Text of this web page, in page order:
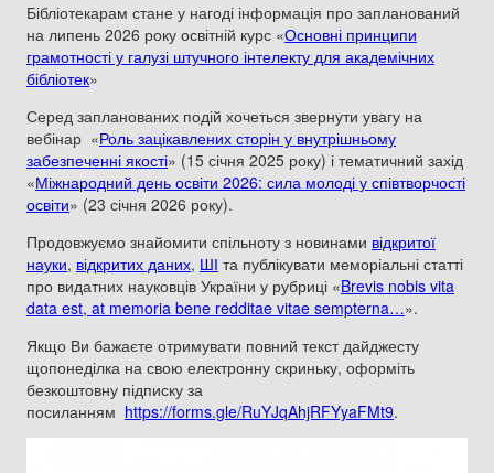
Бібліотекарам стане у нагоді інформація про запланований
на липень 2026 року освітній курс «Основні принципи
грамотності у галузі штучного інтелекту для академічних
бібліотек»
Серед запланованих подій хочеться звернути увагу на
вебінар «Роль зацікавлених сторін у внутрішньому
забезпеченні якості» (15 січня 2025 року) і тематичний захід
«Міжнародний день освіти 2026: сила молоді у співтворчості
освіти» (23 січня 2026 року).
Продовжуємо знайомити спільноту з новинами відкритої
науки, відкритих даних, ШІ та публікувати меморіальні статті
про видатних науковців України у рубриці «Brevis nobis vita
data est, at memoria bene redditae vitae sempterna…».
Якщо Ви бажаєте отримувати повний текст дайджесту
щопонеділка на свою електронну скриньку, оформіть
безкоштовну підписку за
посиланням https://forms.gle/RuYJqAhjRFYyaFMt9.